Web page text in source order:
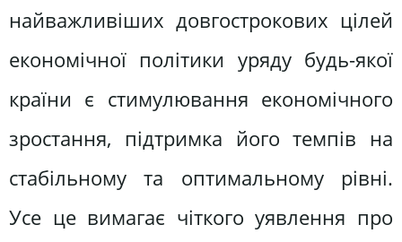
найважливіших довгострокових цілей
економічної політики уряду будь-якої
країни є стимулювання економічного
зростання, підтримка його темпів на
стабільному та оптимальному рівні.
Усе це вимагає чіткого уявлення про